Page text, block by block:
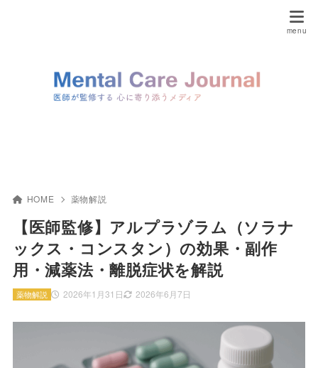
HOME 薬物解説
【医師監修】アルプラゾラム（ソラナ
ックス・コンスタン）の効果・副作
用・減薬法・離脱症状を解説
2026年1月31日 2026年6月7日
薬物解説